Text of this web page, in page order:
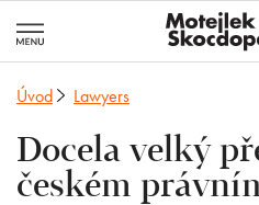
Úvod Lawyers
Docela velký
českém